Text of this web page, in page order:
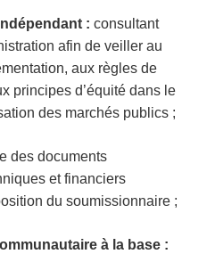
: consultant
afin de veiller au
aux règles de
principes d’équité dans le
des marchés publics ;
des documents
et financiers
du soumissionnaire ;
à la base :